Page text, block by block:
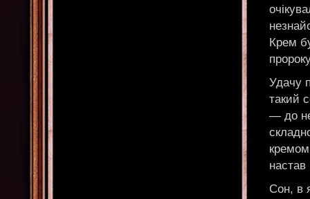
Крем
Удачу
такий
— до
Сон, в